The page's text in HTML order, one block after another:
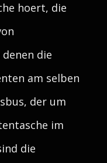
hoert, die
die
am selben
der um
im
die